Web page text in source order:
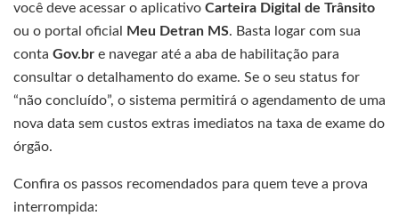
você deve acessar o aplicativo Carteira Digital de Trânsito
ou o portal oficial
Meu Detran MS. Basta logar com sua
conta Gov.br e navegar até a aba de habilitação para
consultar o detalhamento do exame. Se o seu status for
“não concluído”, o sistema permitirá o agendamento de uma
nova data sem custos extras imediatos na taxa de exame do
órgão.
Confira os passos recomendados para quem teve a prova
interrompida: